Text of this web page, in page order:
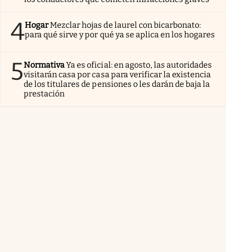
4HogarMezclar hojas de laurel con bicarbonato:
para qué sirve y por qué ya se aplica en los hogares
5NormativaYa es oficial: en agosto, las autoridades
visitarán casa por casa para verificar la existencia
de los titulares de pensiones o les darán de baja la
prestación